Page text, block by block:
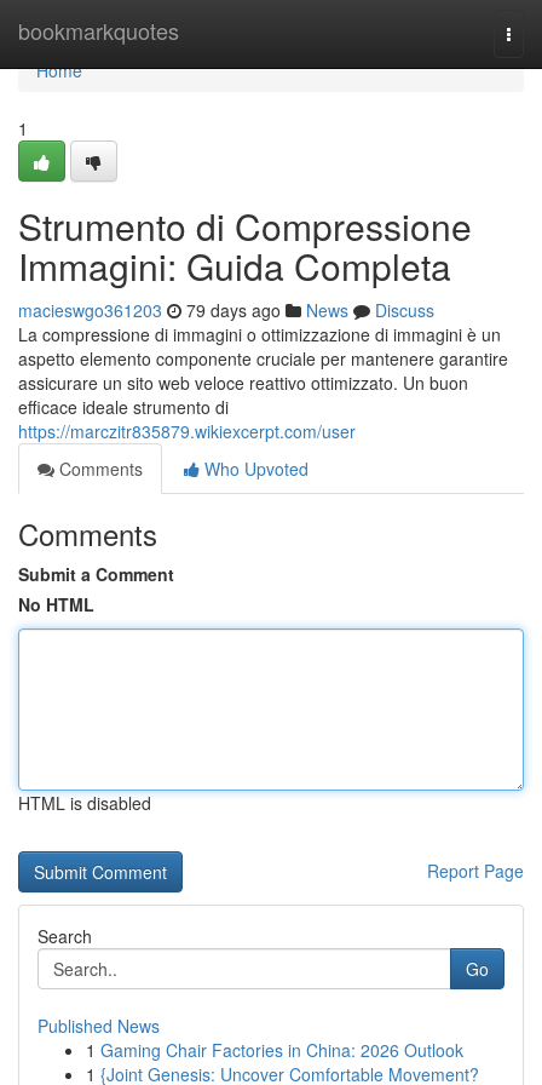
bookmarkquotes
Home
Home
1
Strumento di Compressione
Immagini: Guida Completa
macieswgo361203 79 days ago News
Discuss
La compressione di immagini o ottimizzazione di immagini è un
aspetto elemento componente cruciale per mantenere garantire
assicurare un sito web veloce reattivo ottimizzato. Un buon
efficace ideale strumento di
https://marczitr835879.wikiexcerpt.com/user
Comments
Who Upvoted
Comments
Submit a Comment
No HTML
HTML is disabled
Report Page
Search
Go
Published News
1 Gaming Chair Factories in China: 2026 Outlook
1 {Joint Genesis: Uncover Comfortable Movement?